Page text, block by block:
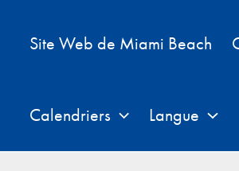
Site Web de Miami Beach
Calendriers Langue